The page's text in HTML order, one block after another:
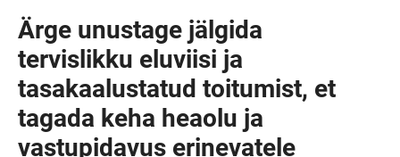
Ärge unustage jälgida
tervislikku eluviisi ja
tasakaalustatud toitumist, et
tagada keha heaolu ja
vastupidavus erinevatele